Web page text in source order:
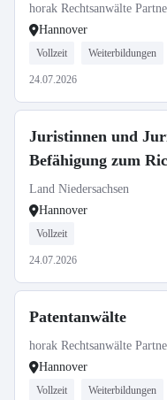
horak Rechtsanwälte
Hannover
Vollzeit Weiterbildungen
24.07.2026
Juristinnen und
Befähigung zum
Land Niedersachsen
Hannover
Vollzeit
24.07.2026
Patentanwälte
horak Rechtsanwälte
Hannover
Vollzeit Weiterbildungen